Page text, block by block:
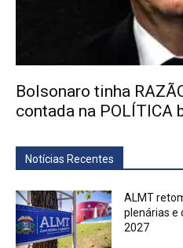
Bolsonaro tinha
contada na POLÍTICA
Notícias Recentes
ALMT
plenárias e
2027